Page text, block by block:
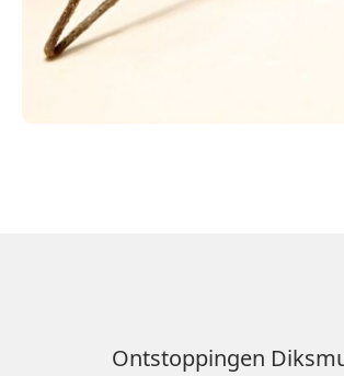
Ontstoppingen